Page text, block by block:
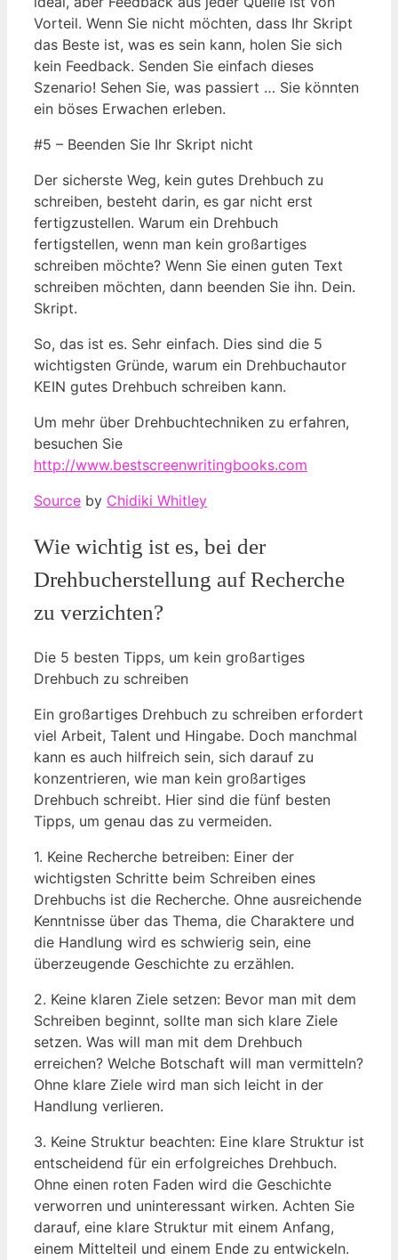
Vorteil. Wenn Sie nicht möchten, dass Ihr Skript
das Beste ist, was es sein kann, holen Sie sich
kein Feedback. Senden Sie einfach dieses
Szenario! Sehen Sie, was passiert … Sie könnten
ein böses Erwachen erleben.
#5 – Beenden Sie Ihr Skript nicht
Der sicherste Weg, kein gutes Drehbuch zu
schreiben, besteht darin, es gar nicht erst
fertigzustellen. Warum ein Drehbuch
fertigstellen, wenn man kein großartiges
schreiben möchte? Wenn Sie einen guten Text
schreiben möchten, dann beenden Sie ihn. Dein.
Skript.
So, das ist es. Sehr einfach. Dies sind die 5
wichtigsten Gründe, warum ein Drehbuchautor
KEIN gutes Drehbuch schreiben kann.
Um mehr über Drehbuchtechniken zu erfahren,
besuchen Sie
http://www.bestscreenwritingbooks.com
Source by Chidiki Whitley
⁢Wie wichtig‍ ist es,⁢ bei der
⁣Drehbucherstellung ‍auf Recherche
⁤zu verzichten?
Die 5 besten Tipps, um kein großartiges
‍Drehbuch ⁢zu schreiben
Ein großartiges Drehbuch zu schreiben erfordert
⁤viel‌ Arbeit, Talent und Hingabe. Doch manchmal
kann es⁤ auch hilfreich sein, sich darauf zu
konzentrieren, wie man kein großartiges
Drehbuch schreibt. ‌Hier sind die fünf ⁢besten
Tipps, um genau⁤ das zu​ vermeiden.
1. Keine Recherche betreiben: Einer der
wichtigsten​ Schritte beim Schreiben eines
Drehbuchs ist die Recherche. Ohne ausreichende
​Kenntnisse über​ das Thema, die Charaktere und
die Handlung wird ‍es schwierig ⁢sein, eine
überzeugende Geschichte zu ‌erzählen.
2. Keine klaren Ziele setzen: Bevor man mit dem
Schreiben beginnt,​ sollte⁣ man sich klare‍ Ziele
setzen. Was will⁤ man⁤ mit ⁢dem Drehbuch
erreichen?‌ Welche Botschaft will man vermitteln?
Ohne klare Ziele wird man sich‍ leicht ⁢in der
Handlung verlieren.
3. Keine ‌Struktur beachten: Eine klare Struktur ist
entscheidend für ein erfolgreiches Drehbuch.
Ohne einen roten Faden ⁣wird ⁤die Geschichte
verworren und uninteressant wirken. Achten Sie
darauf, eine klare Struktur mit einem Anfang,
einem Mittelteil und einem Ende zu entwickeln.